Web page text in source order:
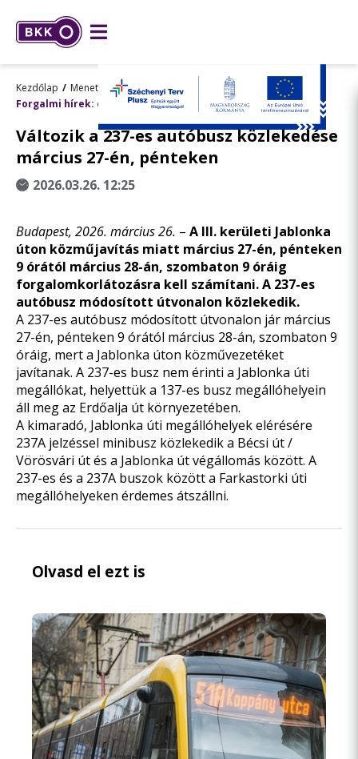
Kezdőlap
Menetrend, utazástervezés
Forgalmi hírek: előre tervezett változások
Változik a 237-es autóbusz közlekedése
március 27-én, pénteken
2026.03.26. 12:25
Budapest, 2026. március 26. – A III. kerületi Jablonka
úton közműjavítás miatt március 27-én, pénteken
9 órától március 28-án, szombaton 9 óráig
forgalomkorlátozásra kell számítani. A 237-es
autóbusz módosított útvonalon közlekedik.
A 237-es autóbusz módosított útvonalon jár március
27-én, pénteken 9 órától március 28-án, szombaton 9
óráig, mert a Jablonka úton közművezetéket
javítanak. A 237-es busz nem érinti a Jablonka úti
megállókat, helyettük a 137-es busz megállóhelyein
áll meg az Erdőalja út környezetében.
A kimaradó, Jablonka úti megállóhelyek elérésére
237A jelzéssel minibusz közlekedik a Bécsi út /
Vörösvári út és a Jablonka út végállomás között. A
237-es és a 237A buszok között a Farkastorki úti
megállóhelyeken érdemes átszállni.
Olvasd el ezt is